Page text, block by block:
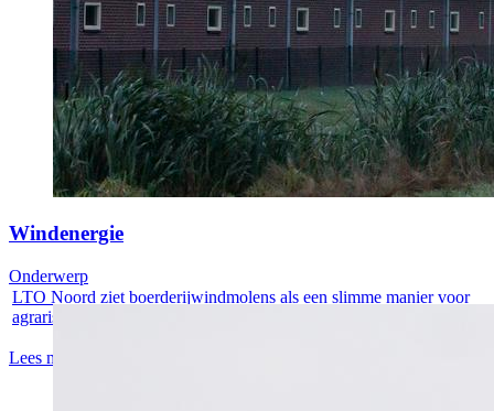
Windenergie
LTO Noord ziet boerderijwindmolens als een slimme manier voor
agrarische...
Lees meer
Onderwerp